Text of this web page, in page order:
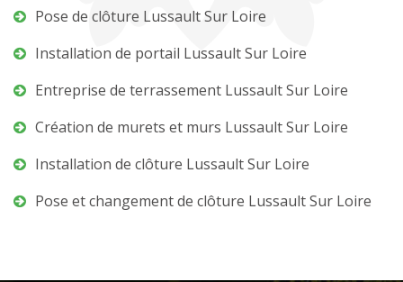
Pose de clôture Lussault Sur Loire
Installation de portail Lussault Sur Loire
Entreprise de terrassement Lussault Sur Loire
Création de murets et murs Lussault Sur Loire
Installation de clôture Lussault Sur Loire
Pose et changement de clôture Lussault Sur Loire